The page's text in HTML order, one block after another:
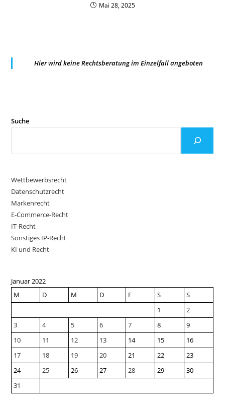
Mai 28, 2025
Hier wird keine Rechtsberatung im Einzelfall angeboten
Suche
Wettbewerbsrecht
Datenschutzrecht
Markenrecht
E-Commerce-Recht
IT-Recht
Sonstiges IP-Recht
KI und Recht
Januar 2022
M
D M D F S
S
1
2
3
4 5 6 7 8
9
10
11 12 13 14 15
16
17
18 19 20 21 22
23
24
25 26 27 28 29
30
31